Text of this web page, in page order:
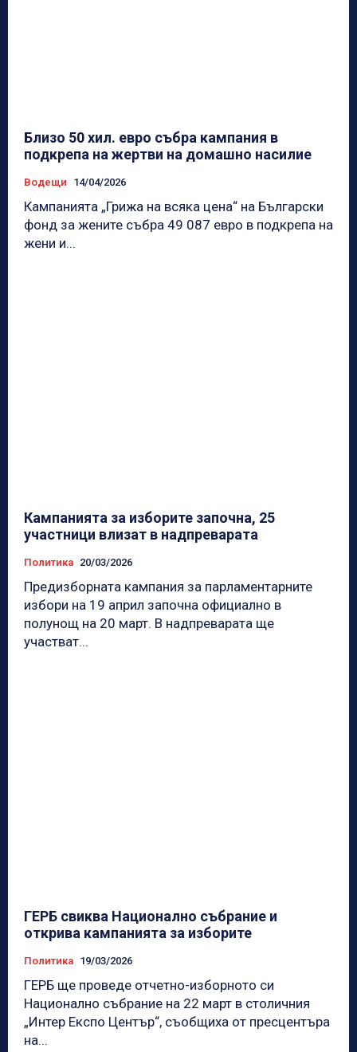
Близо 50 хил. евро събра кампания в
подкрепа на жертви на домашно насилие
Водещи 14/04/2026
Кампанията „Грижа на всяка цена“ на Български
фонд за жените събра 49 087 евро в подкрепа на
жени и...
Кампанията за изборите започна, 25
участници влизат в надпреварата
Политика 20/03/2026
Предизборната кампания за парламентарните
избори на 19 април започна официално в
полунощ на 20 март. В надпреварата ще
участват...
ГЕРБ свиква Национално събрание и
открива кампанията за изборите
Политика 19/03/2026
ГЕРБ ще проведе отчетно-изборното си
Национално събрание на 22 март в столичния
„Интер Експо Център“, съобщиха от пресцентъра
на...